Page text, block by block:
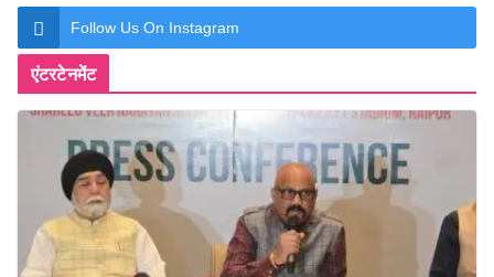
Follow Us On Instagram
एंटरटेनमेंट